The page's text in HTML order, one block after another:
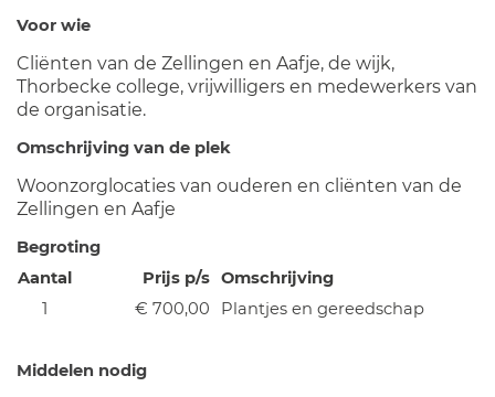
Voor wie
Cliënten van de Zellingen en Aafje, de wijk,
Thorbecke college, vrijwilligers en medewerkers van
de organisatie.
Omschrijving van de plek
Woonzorglocaties van ouderen en cliënten van de
Zellingen en Aafje
Begroting
Aantal
Prijs p/s Omschrijving
1
€ 700,00 Plantjes en gereedschap
Middelen nodig